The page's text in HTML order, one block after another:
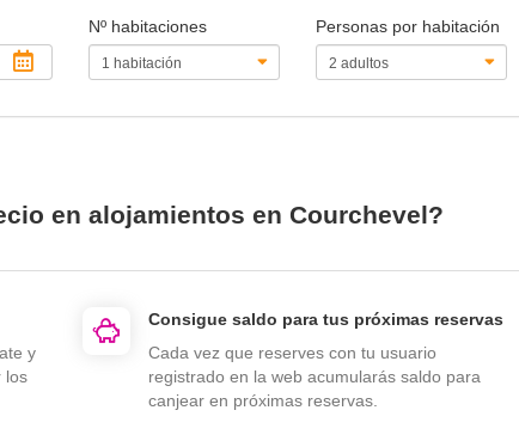
Nº habitaciones
Personas por habitación
en alojamientos en Courchevel?
y
los
Consigue saldo para tus próximas reservas
Cada vez que reserves con tu usuario
registrado en la web acumularás saldo para
canjear en próximas reservas.